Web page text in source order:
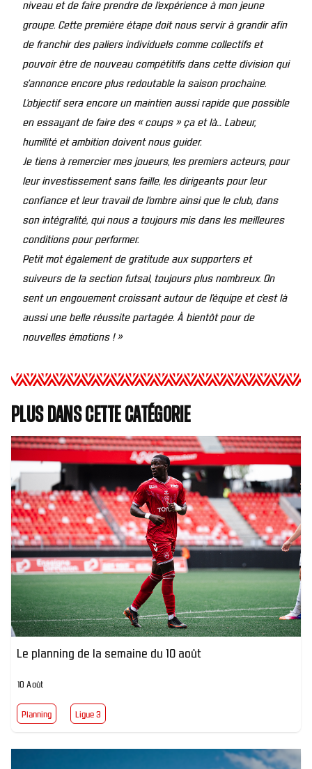
niveau et de faire prendre de l’expérience à mon jeune
groupe. Cette première étape doit nous servir à grandir afin
de franchir des paliers individuels comme collectifs et
pouvoir être de nouveau compétitifs dans cette division qui
s’annonce encore plus redoutable la saison prochaine.
L’objectif sera encore un maintien aussi rapide que possible
en essayant de faire des « coups » ça et là… Labeur,
humilité et ambition doivent nous guider.
Je tiens à remercier mes joueurs, les premiers acteurs, pour
leur investissement sans faille, les dirigeants pour leur
confiance et leur travail de l’ombre ainsi que le club, dans
son intégralité, qui nous a toujours mis dans les meilleures
conditions pour performer.
Petit mot également de gratitude aux supporters et
suiveurs de la section futsal, toujours plus nombreux. On
sent un engouement croissant autour de l’équipe et c’est là
aussi une belle réussite partagée. À bientôt pour de
nouvelles émotions ! »
Plus dans cette catégorie
Le planning de la semaine du 10 août
10 Août
Planning Ligue 3